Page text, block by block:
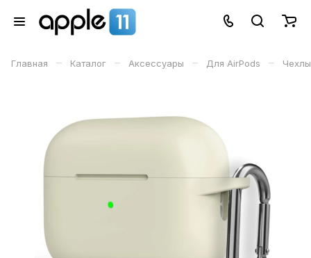
Главная – Каталог – Аксессуары – Для AirPods –